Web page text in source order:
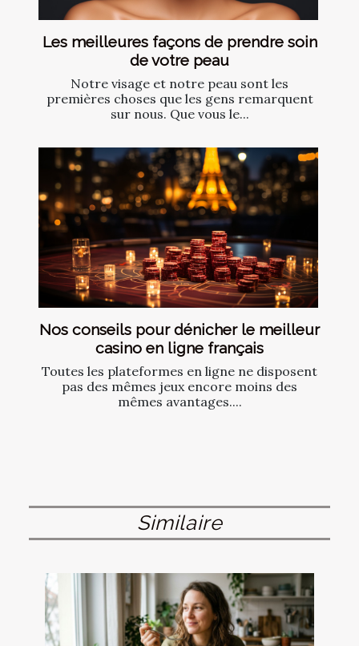
Les meilleures façons de prendre soin
de votre peau
Notre visage et notre peau sont les
premières choses que les gens remarquent
sur nous. Que vous le...
Nos conseils pour dénicher le meilleur
casino en ligne français
Toutes les plateformes en ligne ne disposent
pas des mêmes jeux encore moins des
mêmes avantages....
Similaire